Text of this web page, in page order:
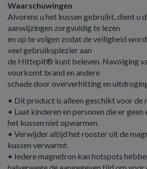
Waarschuwingen
Alvorens u het kussen gebruikt, dient u
aanwijzingen zorgvuldig te lezen
en op te volgen zodat de veiligheid
veel gebruiksplezier aan
de Hittepit® kunt beleven. Navolging
voorkomt brand en andere
schade door oververhitting en
• Dit product is alleen geschikt voor de
• Laat kinderen en personen die er
het kussen niet opwarmen.
• Verwijder altijd het rooster uit de
kussen verwarmt.
• Iedere magnetron kan hotspots